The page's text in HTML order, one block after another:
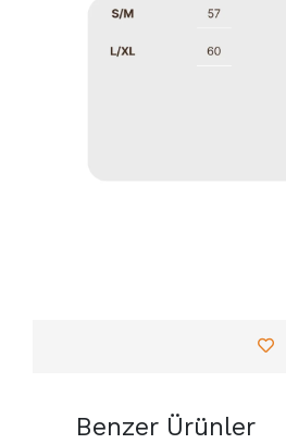
Benzer Ürünler